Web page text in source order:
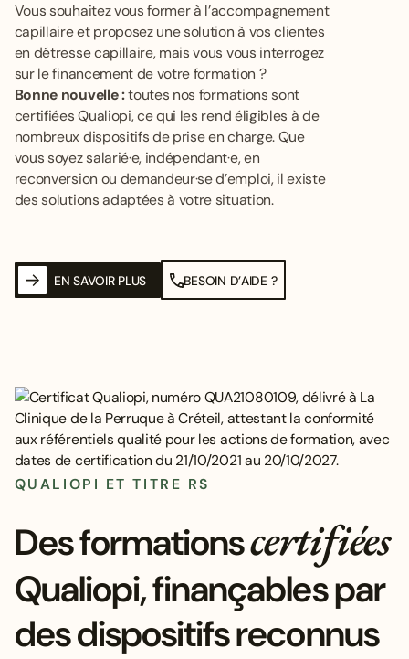
Vous souhaitez vous former à l’accompagnement
capillaire et proposez une solution à vos clientes
en détresse capillaire, mais vous vous interrogez
sur le financement de votre formation ?
Bonne nouvelle :toutes nos formations sont
certifiées Qualiopi, ce qui les rend éligibles à de
nombreux dispositifs de prise en charge. Que
vous soyez salarié·e, indépendant·e, en
reconversion ou demandeur·se d’emploi, il existe
des solutions adaptées à votre situation.
EN SAVOIR PLUS BESOIN D’AIDE ?
QUALIOPI ET TITRE RS
Des formationscertifiées
Qualiopi, finançables par
des dispositifs reconnus